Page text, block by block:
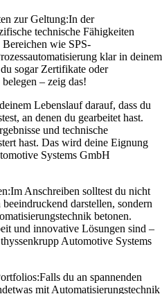
zur Geltung:In der
technische Fähigkeiten
wie SPS-
klar in deinem
sogar Zertifikate oder
– zeig das!
Lebenslauf darauf, dass du
an denen du gearbeitet hast.
und technische
hast. Das wird deine Eignung
Systems GmbH
Im Anschreiben solltest du nicht
darstellen, sondern
betonen.
und innovative Lösungen sind –
Automotive Systems
Falls du an spannenden
mit Automatisierungstechnik